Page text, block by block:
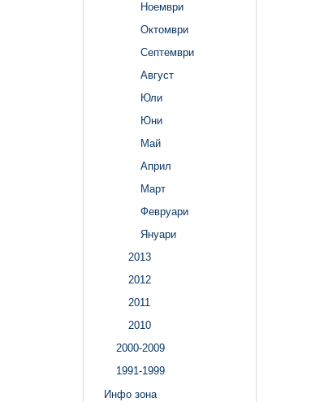
Ноември
Октомври
Септември
Август
Юли
Юни
Май
Април
Март
Февруари
Януари
2013
2012
2011
2010
2000-2009
1991-1999
Инфо зона